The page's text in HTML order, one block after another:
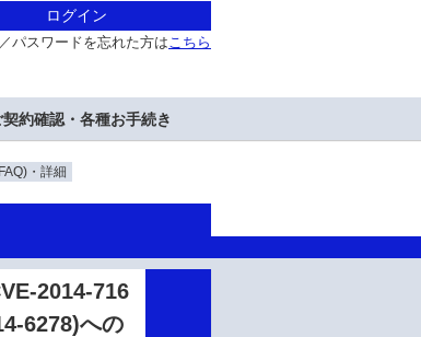
ログイン
パスワードを忘れた方はこちら
契約確認・各種お手続き
・詳細
2014-716
6278)への